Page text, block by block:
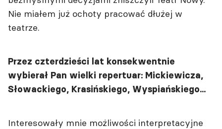
Nie miałem już ochoty pracować dłużej w
teatrze.
Przez czterdzieści lat konsekwentnie
wybierał Pan wielki repertuar: Mickiewicza,
Słowackiego, Krasińskiego, Wyspiańskiego...
Interesowały mnie możliwości interpretacyjne